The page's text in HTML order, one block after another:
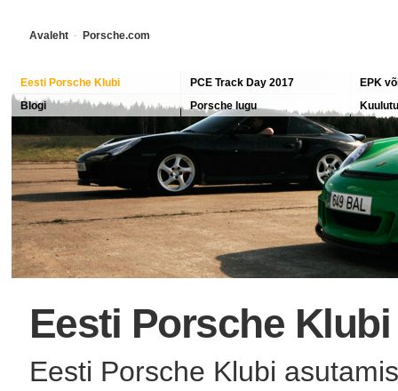
Avaleht · Porsche.com
Eesti Porsche Klubi PCE Track Day 2017
EPK
EPK
Blogi
Porsche lugu
Porsche ajalugu
911 ajalugu
Ferdinandid
Eesti Porsche Klubi
Eesti Porsche Klubi